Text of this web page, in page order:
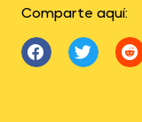
Comparte aquí: